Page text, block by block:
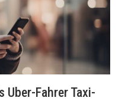
Uber-Fahrer Taxi-